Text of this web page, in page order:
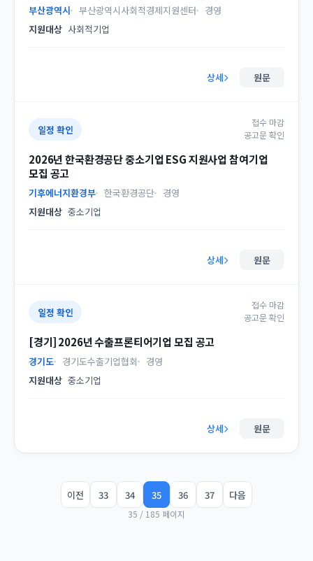
부산광역시 부산광역시사회적경제지원센터
경영
지원대상 사회적기업
상세 원문
일정 확인
2026년 한국환경공단 중소기업 ESG 지원사업 참여기업
모집 공고
기후에너지환경부 한국환경공단
경영
지원대상 중소기업
접수 마감
공고문 확인
상세 원문
일정 확인
[경기] 2026년 수출프론티어기업 모집 공고
경기도 경기도수출기업협회
경영
지원대상 중소기업
접수 마감
공고문 확인
상세 원문
이전 33 34 35 36 37 다음
35 / 185 페이지